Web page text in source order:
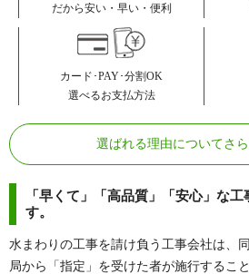
だから安い・早い・便利
カード･PAY･分割OK
選べるお支払方法
選ばれる理由についてさら
「早くて」「高品質」「安心」な
す。
水まわりの工事を請け負う工事会社は、
局から「指定」を受けた者が施行するこ